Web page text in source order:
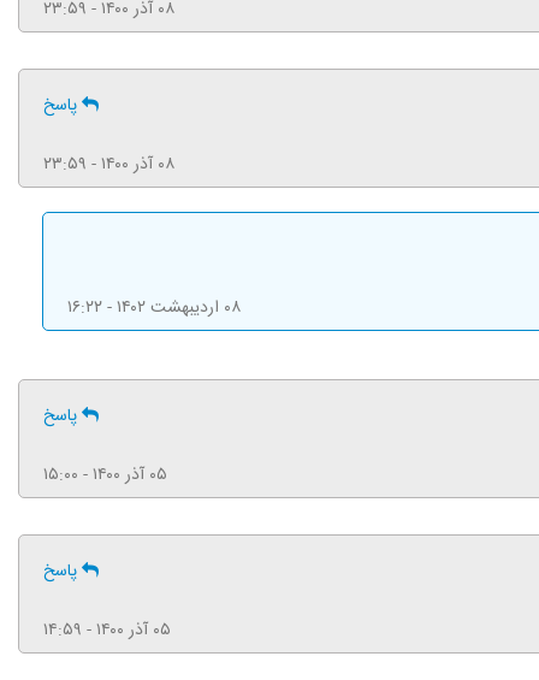
۰۸ آذر ۱۴۰۰ - ۲۳:۵۹
پاسخ
۰۸ آذر ۱۴۰۰ - ۲۳:۵۹
۰۸ اردیبهشت ۱۴۰۲ - ۱۶:۲۲
پاسخ
۰۵ آذر ۱۴۰۰ - ۱۵:۰۰
پاسخ
۰۵ آذر ۱۴۰۰ - ۱۴:۵۹